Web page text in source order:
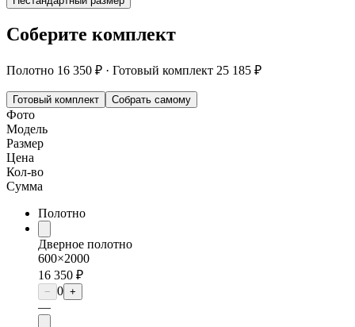
Соберите комплект
Полотно 16 350 ₽ · Готовый комплект 25 185 ₽
Готовый комплект Собрать самому
Фото
Модель
Размер
Цена
Кол-во
Сумма
Полотно
Дверное полотно
600×2000
16 350 ₽
− 0 +
—